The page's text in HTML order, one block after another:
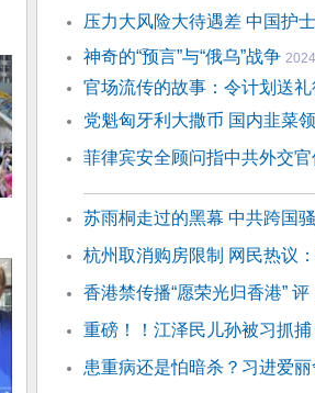
压力大风险大待遇差 中国护
神奇的“预言”与“俄乌”战争
官场流传的故事：令计划送
党魁匈牙利大撒币 国内韭菜
菲律宾安全顾问指中共外交
苏雨桐走过的黑幕 中共跨国
杭州取消购房限制 网民热议
香港禁传播“愿荣光归香港”
重磅！！江泽民儿孙被习抓捕
患重病还是怕暗杀？习进爱